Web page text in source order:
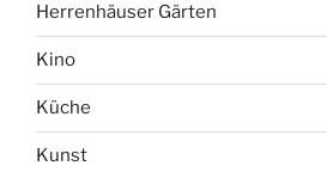
Herrenhäuser Gärten
Kino
Küche
Kunst